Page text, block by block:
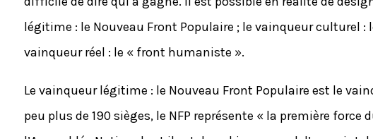
légitime : le Nouveau Front Populaire ; le vainqueur culturel
vainqueur réel : le « front humaniste ».
Le vainqueur légitime : le Nouveau Front Populaire est le
peu plus de 190 sièges, le NFP représente « la première force